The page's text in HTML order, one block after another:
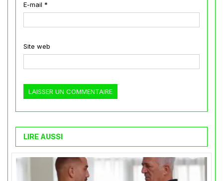
E-mail *
Site web
LIRE AUSSI